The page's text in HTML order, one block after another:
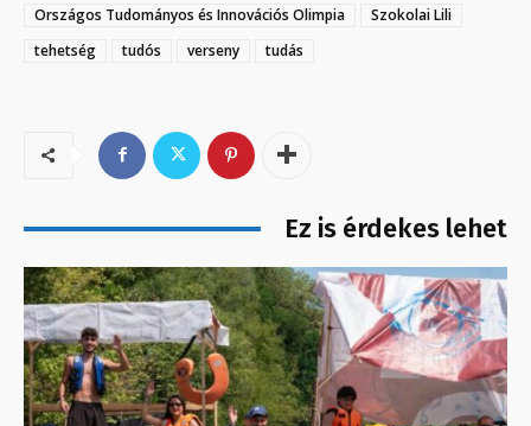
Országos Tudományos és Innovációs Olimpia
Szokolai Lili
tehetség
tudós verseny tudás
Ez is érdekes lehet